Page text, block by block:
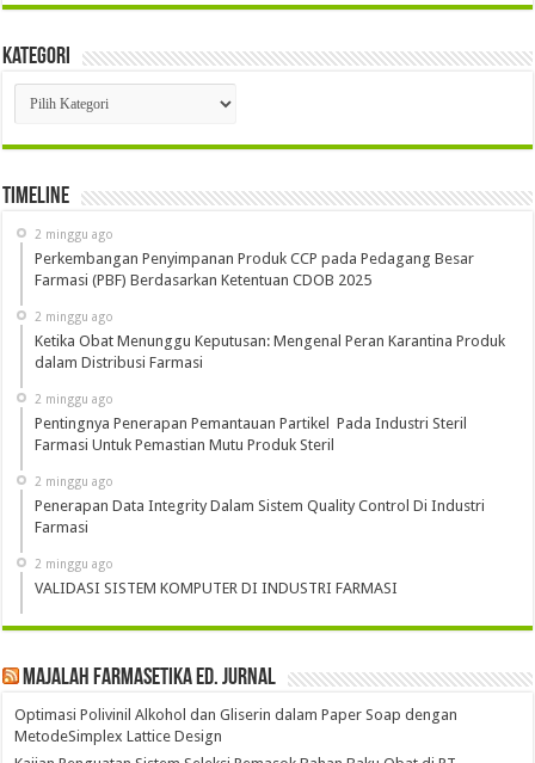
Kategori
Kategori
Timeline
2 minggu ago
Perkembangan Penyimpanan Produk CCP pada Pedagang Besar
Farmasi (PBF) Berdasarkan Ketentuan CDOB 2025
2 minggu ago
Ketika Obat Menunggu Keputusan: Mengenal Peran Karantina Produk
dalam Distribusi Farmasi
2 minggu ago
Pentingnya Penerapan Pemantauan Partikel Pada Industri Steril
Farmasi Untuk Pemastian Mutu Produk Steril
2 minggu ago
Penerapan Data Integrity Dalam Sistem Quality Control Di Industri
Farmasi
2 minggu ago
VALIDASI SISTEM KOMPUTER DI INDUSTRI FARMASI
Majalah Farmasetika Ed. Jurnal
Optimasi Polivinil Alkohol dan Gliserin dalam Paper Soap dengan
MetodeSimplex Lattice Design